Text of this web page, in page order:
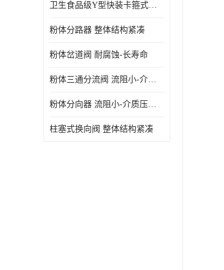
卫生食品级Y型快装卡箍式分路阀 结构坚固-不易变形
粉体分路器 整体结构紧凑
粉体岔道阀 耐腐蚀-长寿命
粉体三通分流阀 流阻小-介质压力损失少
粉体分向器 流阻小-介质压力损失少
柱塞式换向阀 整体结构紧凑